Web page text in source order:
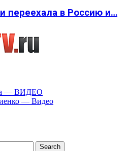
переехала в Россию и…
— ВИДЕО
— Видео
Search